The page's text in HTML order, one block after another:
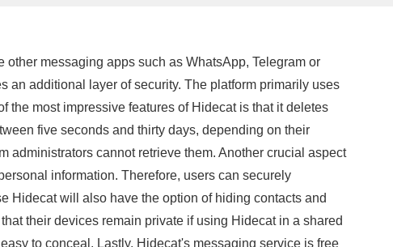
messaging apps such as WhatsApp, Telegram or
an additional layer of security. The platform primarily uses
the most impressive features of Hidecat is that it deletes
five seconds and thirty days, depending on their
administrators cannot retrieve them. Another crucial aspect
information. Therefore, users can securely
Hidecat will also have the option of hiding contacts and
their devices remain private if using Hidecat in a shared
to conceal. Lastly, Hidecat's messaging service is free